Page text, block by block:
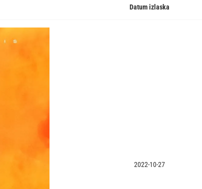
Datum izlaska
2022-10-27